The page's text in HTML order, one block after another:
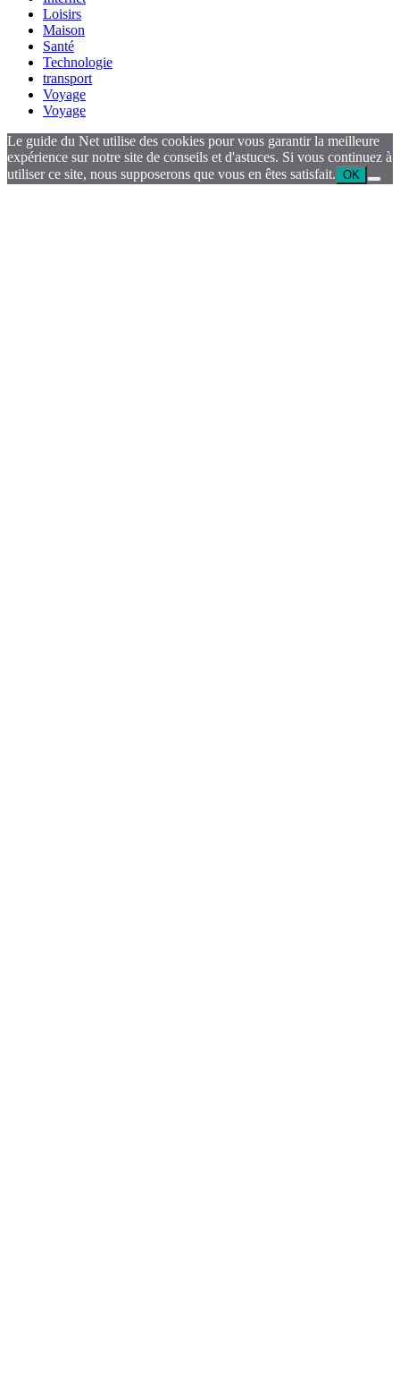
Loisirs
Maison
Santé
Technologie
transport
Voyage
Voyage
Le guide du Net utilise des cookies pour vous garantir la meilleure
expérience sur notre site de conseils et d'astuces. Si vous continuez à
utiliser ce site, nous supposerons que vous en êtes satisfait. OK